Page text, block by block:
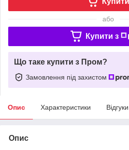
або
Купити з
Що таке купити з Пром?
Замовлення під захистом
Опис Характеристики
Опис